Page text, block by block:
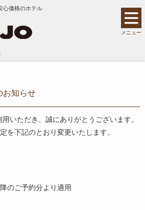
心価格のホテル
メニュー
お知らせ
いただき、誠にありがとうございます。
を下記のとおり変更いたします。
のご予約分より適用